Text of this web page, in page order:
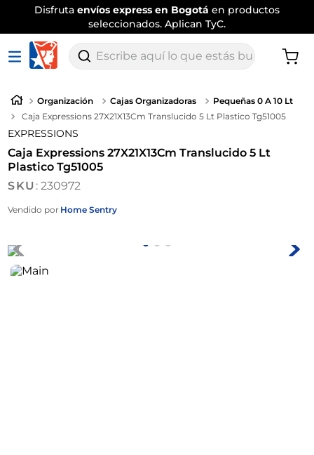
Disfruta envíos express en Bogotá en productos
seleccionados. Aplican TyC.
Escribe aquí lo que estás buscando
Organización Cajas Organizadoras
Pequeñas 0 A 10 Lt
Caja Expressions 27X21X13Cm Translucido 5 Lt Plastico Tg51005
EXPRESSIONS
Caja Expressions 27X21X13Cm Translucido 5 Lt
Plastico Tg51005
:230972
Vendido por Home Sentry